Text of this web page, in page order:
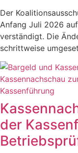
Der
Anfang Juli 2026
verständigt. Die
schrittweise
der